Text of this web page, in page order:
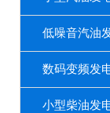
低噪音汽油
数码变频发
小型柴油发